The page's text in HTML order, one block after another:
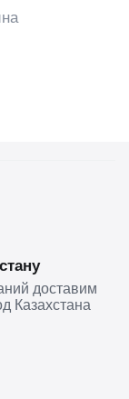
доставим
Казахстана